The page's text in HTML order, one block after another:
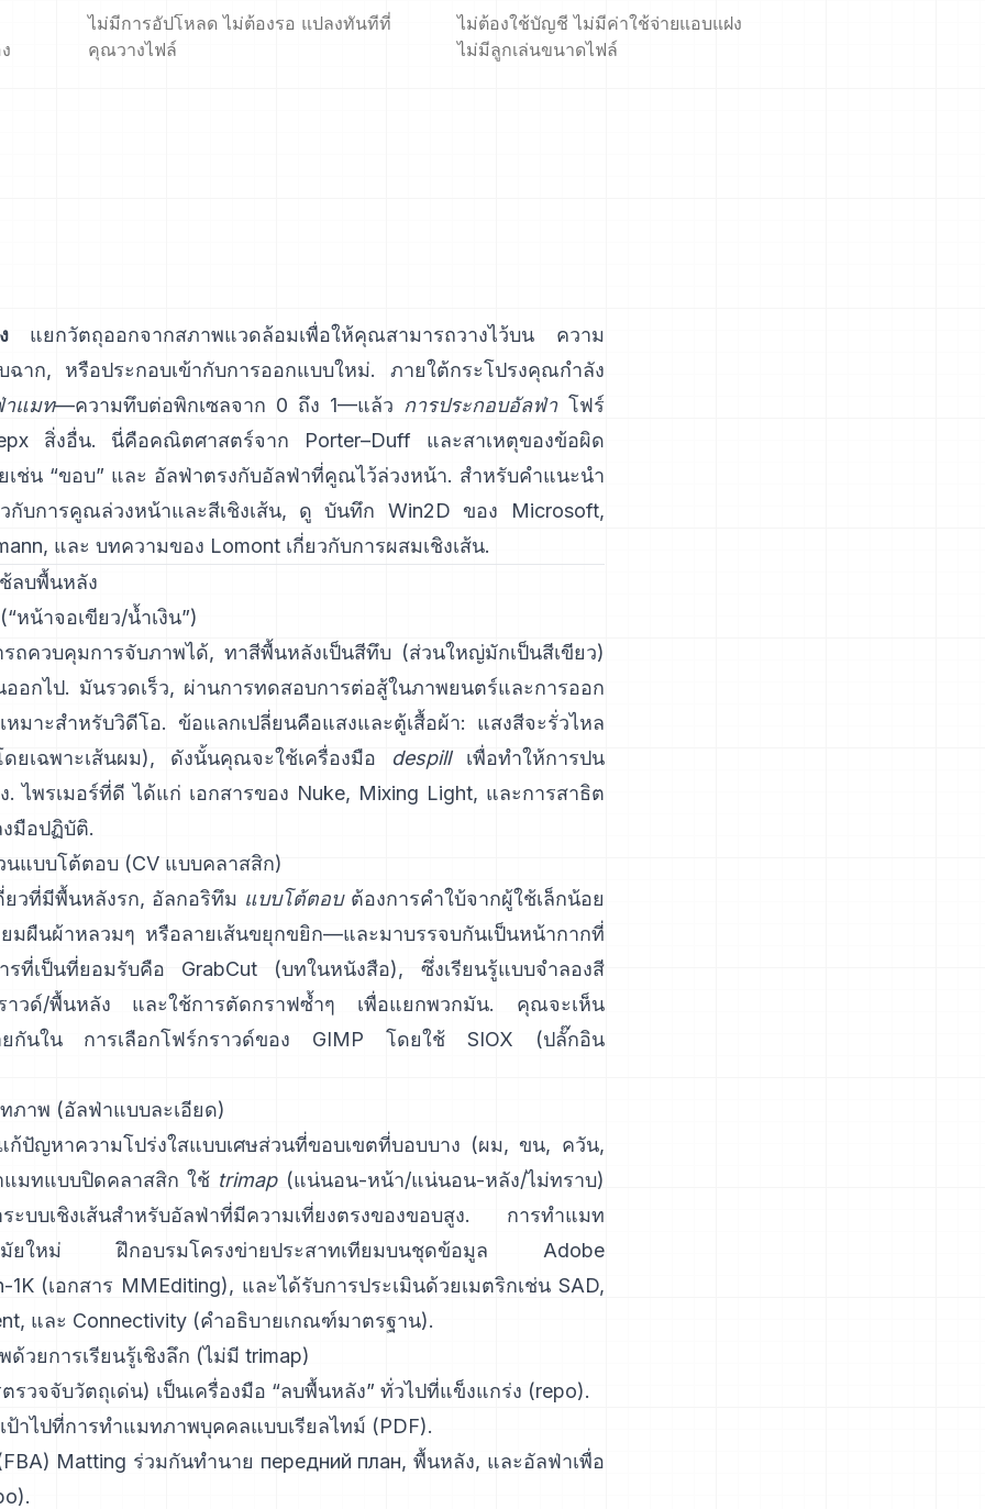
ไม่มีการอัปโหลด ไม่ต้องรอ แปลงทันทีที่
คุณวางไฟล์
ไม่ต้องใช้บัญชี ไม่มีค่าใช้จ่ายแอบแฝง
ไม่มีลูกเล่นขนาดไฟล์
แยกวัตถุออกจากสภาพแวดล้อมเพื่อให้คุณสามารถวางไว้บน ความ
ฉาก, หรือประกอบเข้ากับการออกแบบใหม่. ภายใต้กระโปรงคุณกำลัง
แมท—ความทึบต่อพิกเซลจาก 0 ถึง 1—แล้ว การประกอบอัลฟ่าโฟร์
สิ่งอื่น. นี่คือคณิตศาสตร์จาก Porter–Duffและสาเหตุของข้อผิด
ช่น “ขอบ” และ อัลฟ่าตรงกับอัลฟ่าที่คูณไว้ล่วงหน้า. สำหรับคำแนะนำ
กับการคูณล่วงหน้าและสีเชิงเส้น, ดู บันทึก Win2D ของ Microsoft,
, และ บทความของ Lomont เกี่ยวกับการผสมเชิงเส้น.
ลบพื้นหลัง
หน้าจอเขียว/น้ำเงิน”)
ถควบคุมการจับภาพได้, ทาสีพื้นหลังเป็นสีทึบ (ส่วนใหญ่มักเป็นสีเขียว)
อกไป. มันรวดเร็ว, ผ่านการทดสอบการต่อสู้ในภาพยนตร์และการออก
หมาะสำหรับวิดีโอ. ข้อแลกเปลี่ยนคือแสงและตู้เสื้อผ้า: แสงสีจะรั่วไหล
ยเฉพาะเส้นผม), ดังนั้นคุณจะใช้เครื่องมือ
despillเพื่อทำให้การปน
. ไพรเมอร์ที่ดี ได้แก่ เอกสารของ Nuke, Mixing Light, และการสาธิต
มือปฏิบัติ.
นแบบโต้ตอบ (CV แบบคลาสสิก)
ยวที่มีพื้นหลังรก, อัลกอริทึม แบบโต้ตอบต้องการคำใบ้จากผู้ใช้เล็กน้อย
มผืนผ้าหลวมๆ หรือลายเส้นขยุกขยิก—และมาบรรจบกันเป็นหน้ากากที่
ที่เป็นที่ยอมรับคือ
GrabCut (บทในหนังสือ), ซึ่งเรียนรู้แบบจำลองสี
าวด์/พื้นหลัง และใช้การตัดกราฟซ้ำๆ เพื่อแยกพวกมัน. คุณจะเห็น
ยกันใน การเลือกโฟร์กราวด์ของ GIMP โดยใช้ SIOX (ปลั๊กอิน
ภาพ (อัลฟ่าแบบละเอียด)
ปัญหาความโปร่งใสแบบเศษส่วนที่ขอบเขตที่บอบบาง (ผม, ขน, ควัน,
แมทแบบปิดคลาสสิก ใช้ trimap(แน่นอน-หน้า/แน่นอน-หลัง/ไม่ทราบ)
ะบบเชิงเส้นสำหรับอัลฟ่าที่มีความเที่ยงตรงของขอบสูง. การทำแมท
ยใหม่
ฝึกอบรมโครงข่ายประสาทเทียมบนชุดข้อมูล Adobe
1K(เอกสาร MMEditing), และได้รับการประเมินด้วยเมตริกเช่น SAD,
และ Connectivity (คำอธิบายเกณฑ์มาตรฐาน).
วยการเรียนรู้เชิงลึก (ไม่มี trimap)
รวจจับวัตถุเด่น) เป็นเครื่องมือ “ลบพื้นหลัง” ทั่วไปที่แข็งแกร่ง (repo).
ป้าไปที่การทำแมทภาพบุคคลแบบเรียลไทม์ (PDF).
Matting ร่วมกันทำนาย передний план, พื้นหลัง, และอัลฟ่าเพื่อ
).